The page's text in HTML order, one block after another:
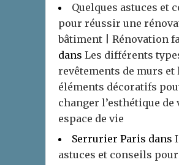
Quelques astuces et
pour réussir une
bâtiment | Rénovation
dans Les différents
revêtements de murs et
éléments décoratifs
changer l’esthétique de
espace de vie
Serrurier Paris dans
astuces et conseils